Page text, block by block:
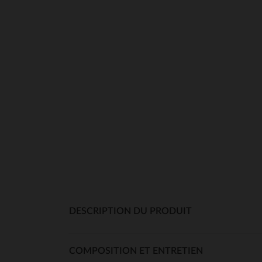
DESCRIPTION DU PRODUIT
COMPOSITION ET ENTRETIEN